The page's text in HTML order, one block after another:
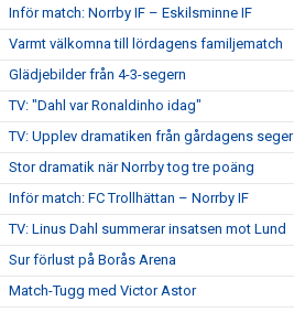
Inför match: Norrby IF – Eskilsminne IF
Varmt välkomna till lördagens familjematch
Glädjebilder från 4-3-segern
TV: "Dahl var Ronaldinho idag"
TV: Upplev dramatiken från gårdagens seger
Stor dramatik när Norrby tog tre poäng
Inför match: FC Trollhättan – Norrby IF
TV: Linus Dahl summerar insatsen mot Lund
Sur förlust på Borås Arena
Match-Tugg med Victor Astor